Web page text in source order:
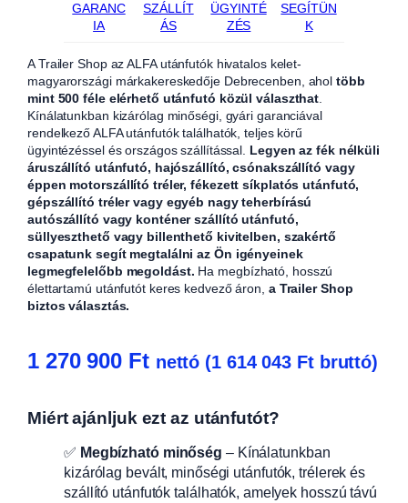
GARANC
IA
SZÁLLÍT
ÁS
ÜGYINTÉ
ZÉS
SEGÍTÜN
K
A Trailer Shop az ALFA utánfutók hivatalos kelet-
magyarországi márkakereskedője Debrecenben, aholtöbb
mint 500 féle elérhető utánfutó közül választhat.
Kínálatunkban kizárólag minőségi, gyári garanciával
rendelkező ALFA utánfutók találhatók, teljes körű
ügyintézéssel és országos szállítással. Legyen az fék nélküli
áruszállító utánfutó, hajószállító, csónakszállító vagy
éppen motorszállító tréler, fékezett síkplatós utánfutó,
gépszállító tréler vagy egyéb nagy teherbírású
autószállító vagy konténer szállító utánfutó,
süllyeszthető vagy billenthető kivitelben, szakértő
csapatunk segít megtalálni az Ön igényeinek
legmegfelelőbb megoldást. Ha megbízható, hosszú
élettartamú utánfutót keres kedvező áron, a Trailer Shop
biztos választás.
1 270 900 Ft nettó (1 614 043 Ftbruttó)
Miért ajánljuk ezt az utánfutót?
✅ Megbízható minőség – Kínálatunkban
kizárólag bevált, minőségi utánfutók, trélerek és
szállító utánfutók találhatók, amelyek hosszú távú